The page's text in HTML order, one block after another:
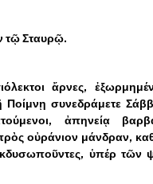
τῷ Σταυρῷ.
ἄρνες,
συνεδράμετε
ἀπηνείᾳ
οὐράνιον μάνδραν,
ὑπέρ τῶν